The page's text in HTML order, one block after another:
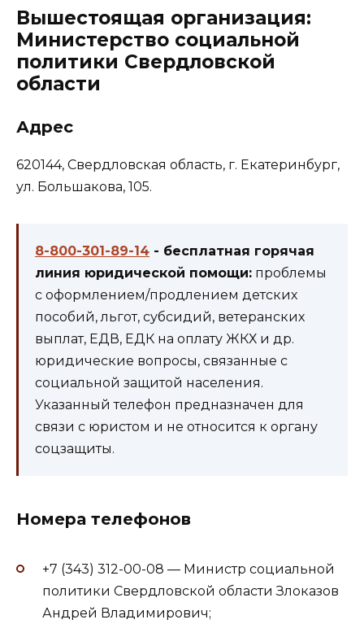
Вышестоящая организация:
Министерство социальной
политики Свердловской
области
Адрес
620144, Свердловская область, г. Екатеринбург,
ул. Большакова, 105.
8-800-301-89-14 - бесплатная горячая
линия юридической помощи: проблемы
с оформлением/продлением детских
пособий, льгот, субсидий, ветеранских
выплат, ЕДВ, ЕДК на оплату ЖКХ и др.
юридические вопросы, связанные с
социальной защитой населения.
Указанный телефон предназначен для
связи с юристом и не относится к органу
соцзащиты.
Номера телефонов
+7 (343) 312-00-08 — Министр социальной
политики Свердловской области Злоказов
Андрей Владимирович;